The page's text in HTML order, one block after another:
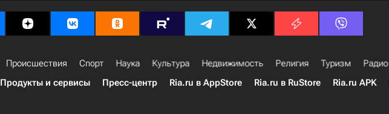
Происшествия Спорт Наука Культура Недвижимость Религия Туризм Радио
Продукты и сервисы Пресс-центр Ria.ru в AppStore Ria.ru в RuStore Ria.ru APK